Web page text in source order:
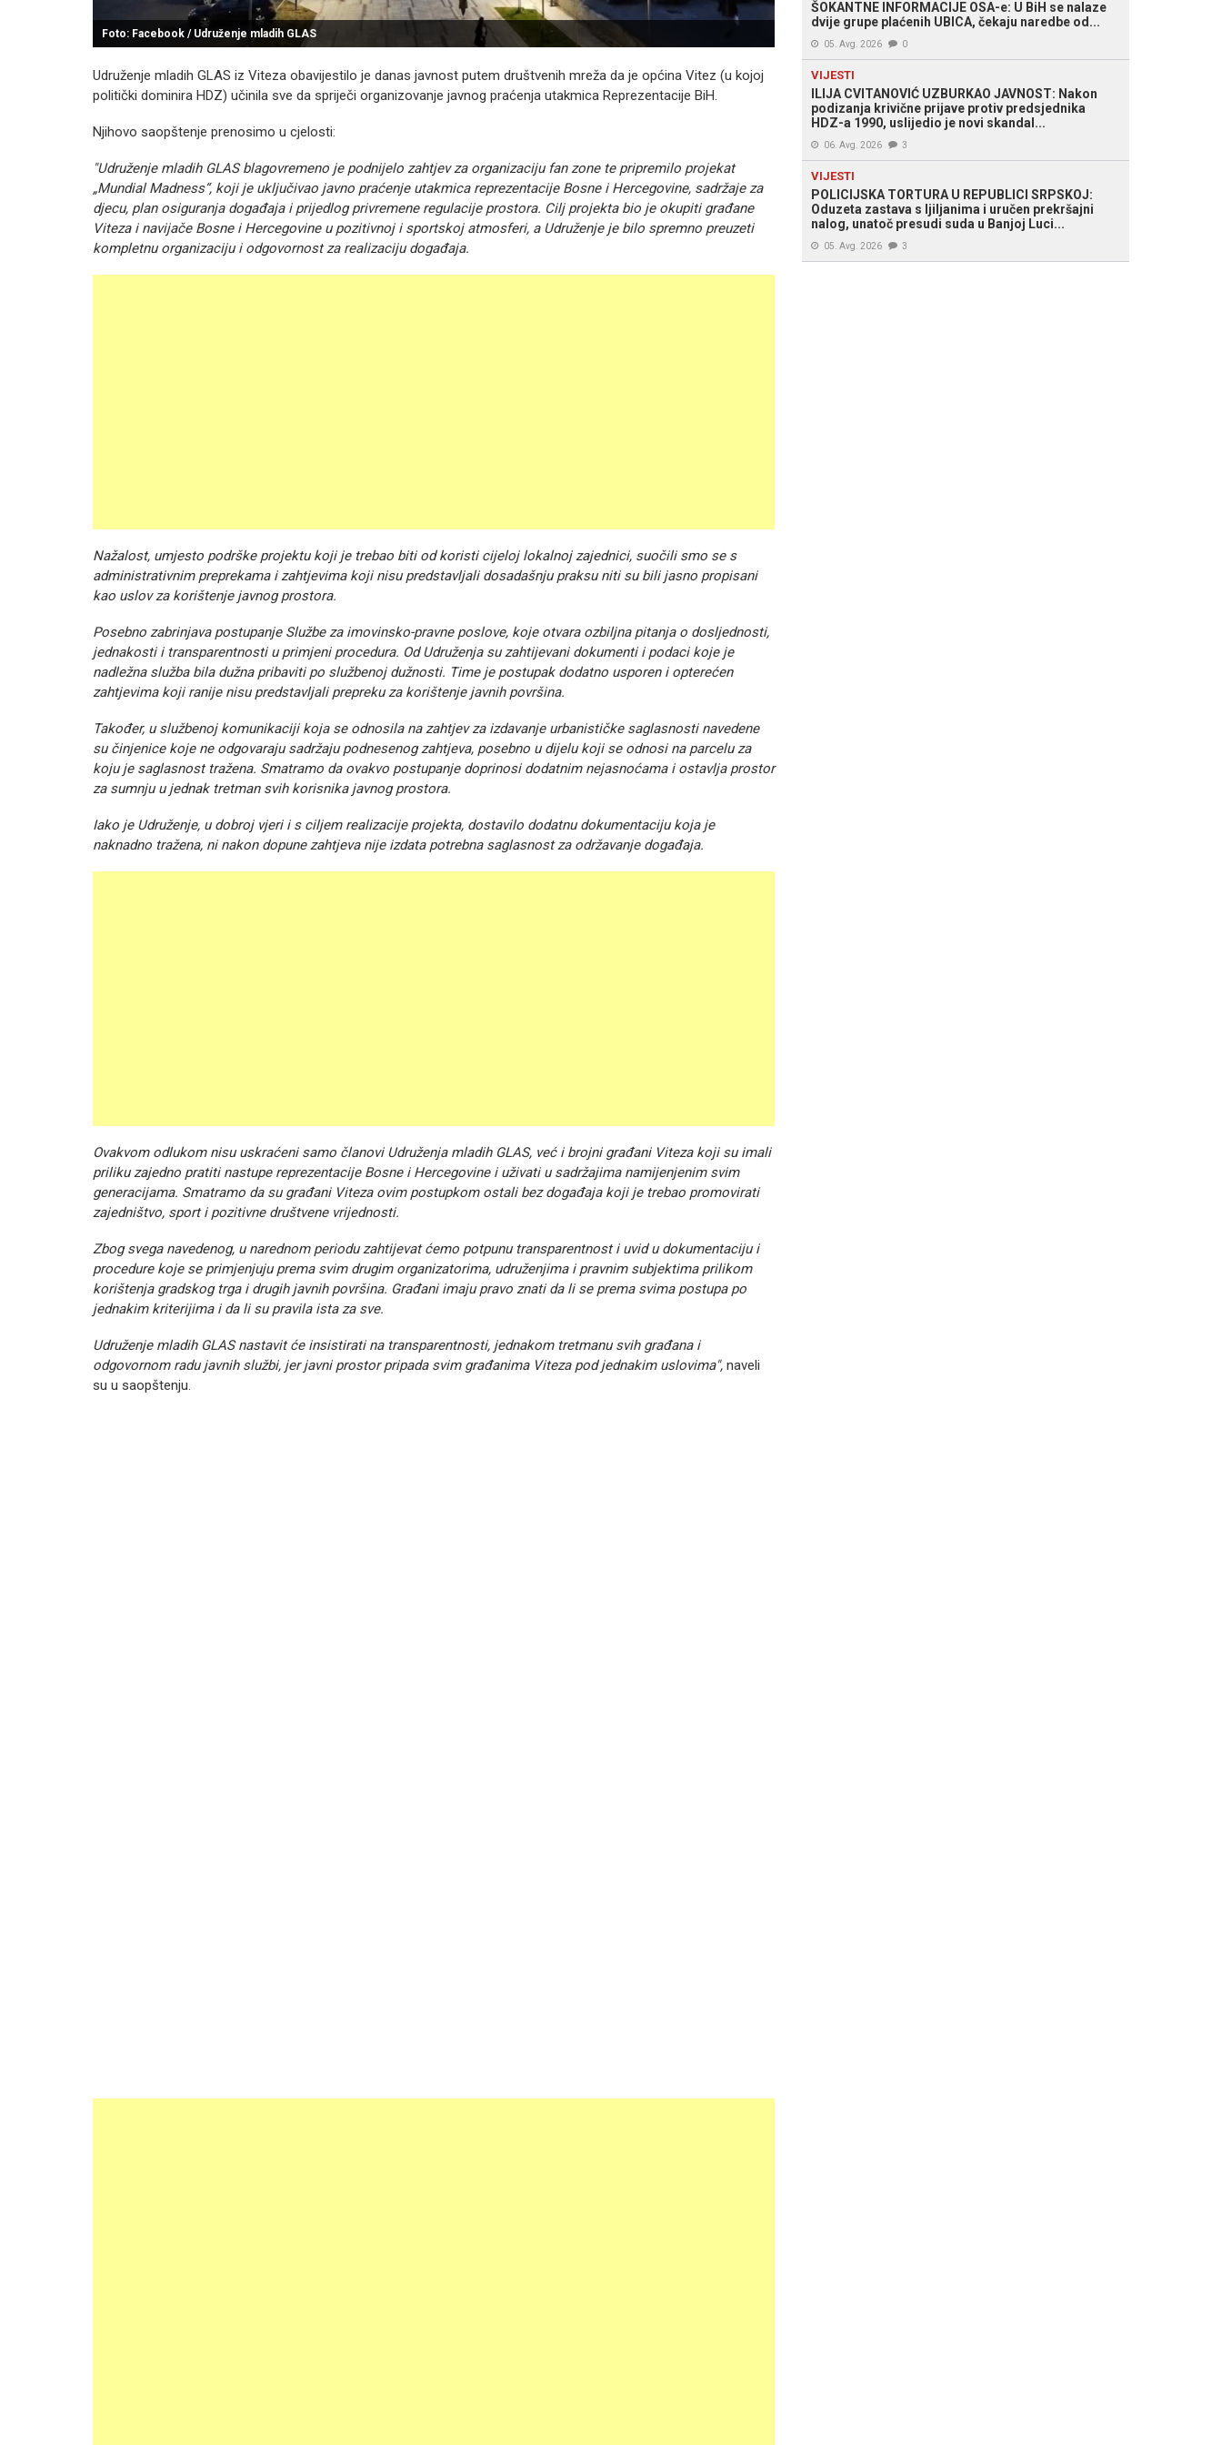
Foto: Facebook / Udruženje mladih GLAS
Udruženje mladih GLAS iz Viteza obavijestilo je danas javnost putem društvenih mreža da je općina Vitez (u kojoj
politički dominira HDZ) učinila sve da spriječi organizovanje javnog praćenja utakmica Reprezentacije BiH.
Njihovo saopštenje prenosimo u cjelosti:
"Udruženje mladih GLAS blagovremeno je podnijelo zahtjev za organizaciju fan zone te pripremilo projekat
„Mundial Madness“, koji je uključivao javno praćenje utakmica reprezentacije Bosne i Hercegovine, sadržaje za
djecu, plan osiguranja događaja i prijedlog privremene regulacije prostora. Cilj projekta bio je okupiti građane
Viteza i navijače Bosne i Hercegovine u pozitivnoj i sportskoj atmosferi, a Udruženje je bilo spremno preuzeti
kompletnu organizaciju i odgovornost za realizaciju događaja.
Nažalost, umjesto podrške projektu koji je trebao biti od koristi cijeloj lokalnoj zajednici, suočili smo se s
administrativnim preprekama i zahtjevima koji nisu predstavljali dosadašnju praksu niti su bili jasno propisani
kao uslov za korištenje javnog prostora.
Posebno zabrinjava postupanje Službe za imovinsko-pravne poslove, koje otvara ozbiljna pitanja o dosljednosti,
jednakosti i transparentnosti u primjeni procedura. Od Udruženja su zahtijevani dokumenti i podaci koje je
nadležna služba bila dužna pribaviti po službenoj dužnosti. Time je postupak dodatno usporen i opterećen
zahtjevima koji ranije nisu predstavljali prepreku za korištenje javnih površina.
Također, u službenoj komunikaciji koja se odnosila na zahtjev za izdavanje urbanističke saglasnosti navedene
su činjenice koje ne odgovaraju sadržaju podnesenog zahtjeva, posebno u dijelu koji se odnosi na parcelu za
koju je saglasnost tražena. Smatramo da ovakvo postupanje doprinosi dodatnim nejasnoćama i ostavlja prostor
za sumnju u jednak tretman svih korisnika javnog prostora.
Iako je Udruženje, u dobroj vjeri i s ciljem realizacije projekta, dostavilo dodatnu dokumentaciju koja je
naknadno tražena, ni nakon dopune zahtjeva nije izdata potrebna saglasnost za održavanje događaja.
Ovakvom odlukom nisu uskraćeni samo članovi Udruženja mladih GLAS, već i brojni građani Viteza koji su imali
priliku zajedno pratiti nastupe reprezentacije Bosne i Hercegovine i uživati u sadržajima namijenjenim svim
generacijama. Smatramo da su građani Viteza ovim postupkom ostali bez događaja koji je trebao promovirati
zajedništvo, sport i pozitivne društvene vrijednosti.
Zbog svega navedenog, u narednom periodu zahtijevat ćemo potpunu transparentnost i uvid u dokumentaciju i
procedure koje se primjenjuju prema svim drugim organizatorima, udruženjima i pravnim subjektima prilikom
korištenja gradskog trga i drugih javnih površina. Građani imaju pravo znati da li se prema svima postupa po
jednakim kriterijima i da li su pravila ista za sve.
Udruženje mladih GLAS nastavit će insistirati na transparentnosti, jednakom tretmanu svih građana i
odgovornom radu javnih službi, jer javni prostor pripada svim građanima Viteza pod jednakim uslovima", naveli
su u saopštenju.
ŠOKANTNE INFORMACIJE OSA-e: U BiH se nalaze
dvije grupe plaćenih UBICA, čekaju naredbe od...
05. Avg. 2026 0
VIJESTI
ILIJA CVITANOVIĆ UZBURKAO JAVNOST: Nakon
podizanja krivične prijave protiv predsjednika
HDZ-a 1990, uslijedio je novi skandal...
06. Avg. 2026 3
VIJESTI
POLICIJSKA TORTURA U REPUBLICI SRPSKOJ:
Oduzeta zastava s ljiljanima i uručen prekršajni
nalog, unatoč presudi suda u Banjoj Luci...
05. Avg. 2026 3